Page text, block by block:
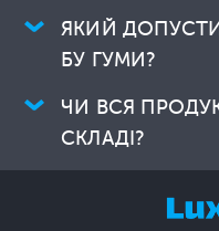
ЯКИЙ
БУ ГУМИ?
ЧИ ВСЯ
СКЛАДІ?